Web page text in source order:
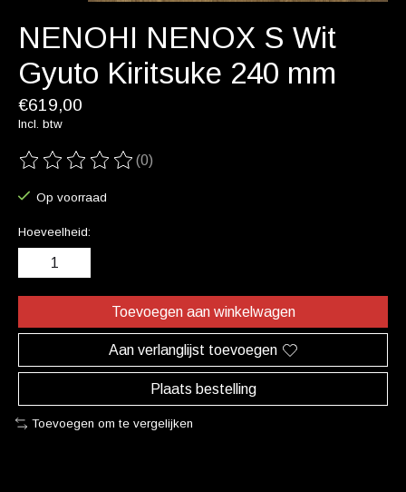
NENOHI NENOX S Wit
Gyuto Kiritsuke 240 mm
€619,00
Incl. btw
De beoordeling van dit product is
(0)
Op voorraad
Hoeveelheid:
Toevoegen aan winkelwagen
Aan verlanglijst toevoegen
Plaats bestelling
Toevoegen om te vergelijken